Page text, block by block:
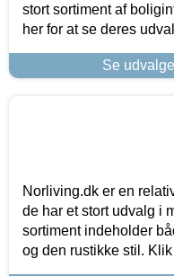
stort sortiment af
her for at se deres
Se
Norliving.dk er en
de har et stort udvalg i
sortiment indeholder
og den rustikke stil.